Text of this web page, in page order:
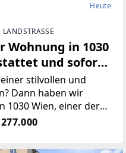
Heute
Wohnung in 1030
und sofort
stilvollen und
Dann haben wir
1030 Wien, einer der
charmante